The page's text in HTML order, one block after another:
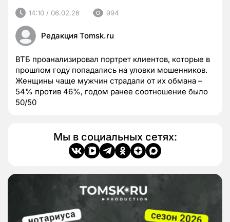
14:10 / 06.02.26 994
Редакция Tomsk.ru
ВТБ проанализировал портрет клиентов, которые в
прошлом году попадались на уловки мошенников.
Женщины чаще мужчин страдали от их обмана –
54% против 46%, годом ранее соотношение было
50/50
Мы в социальных сетях: